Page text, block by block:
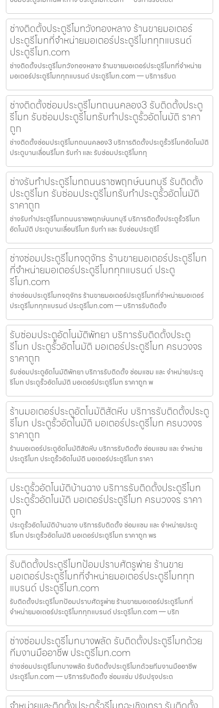
ช่างติดตั้งประตูรีโมทวังทองหลาง ร้านขายมอเตอร์
ประตูรีโมทที่จำหน่ายมอเตอร์ประตูรีโมททุกแบรนด์
ประตูรีโมท.com
ช่างติดตั้งประตูรีโมทวังทองหลาง ร้านขายมอเตอร์ประตูรีโมทที่จำหน่าย
มอเตอร์ประตูรีโมททุกแบรนด์ ประตูรีโมท.com — บริการรับต
ช่างติดตั้งซ่อมประตูรีโมทถนนคลอง3 รับติดตั้งประตู
รีโมท รับซ่อมประตูรีโมทรับทำประตูรั้วอัตโนมัติ ราคา
ถูก
ช่างติดตั้งซ่อมประตูรีโมทถนนคลอง3 บริการติดตั้งประตูรั้วรีโมทอัตโนมัติ
ประตูบานเลื่อนรีโมท รับทำ และ รับซ่อมประตูรีโมททุ
ช่างรับทำประตูรีโมทถนนราชพฤกษ์นนทบุรี รับติดตั้ง
ประตูรีโมท รับซ่อมประตูรีโมทรับทำประตูรั้วอัตโนมัติ
ราคาถูก
ช่างรับทำประตูรีโมทถนนราชพฤกษ์นนทบุรี บริการติดตั้งประตูรั้วรีโมท
อัตโนมัติ ประตูบานเลื่อนรีโมท รับทำ และ รับซ่อมประตูรีโ
ช่างซ่อมประตูรีโมทจตุจักร ร้านขายมอเตอร์ประตูรีโมท
ที่จำหน่ายมอเตอร์ประตูรีโมททุกแบรนด์ ประตู
รีโมท.com
ช่างซ่อมประตูรีโมทจตุจักร ร้านขายมอเตอร์ประตูรีโมทที่จำหน่ายมอเตอร์
ประตูรีโมททุกแบรนด์ ประตูรีโมท.com — บริการรับติดตั้ง
รับซ่อมประตูอัตโนมัติพัทยา บริการรับติดตั้งประตู
รีโมท ประตูรั้วอัตโนมัติ มอเตอร์ประตูรีโมท ครบวงจร
ราคาถูก
รับซ่อมประตูอัตโนมัติพัทยา บริการรับติดตั้ง ซ่อมแซม และ จำหน่ายประตู
รีโมท ประตูรั้วอัตโนมัติ มอเตอร์ประตูรีโมท ราคาถูก พ
ร้านมอเตอร์ประตูอัตโนมัติสัตหีบ บริการรับติดตั้งประตู
รีโมท ประตูรั้วอัตโนมัติ มอเตอร์ประตูรีโมท ครบวงจร
ราคาถูก
ร้านมอเตอร์ประตูอัตโนมัติสัตหีบ บริการรับติดตั้ง ซ่อมแซม และ จำหน่าย
ประตูรีโมท ประตูรั้วอัตโนมัติ มอเตอร์ประตูรีโมท ราคา
ประตูรั้วอัตโนมัติบ้านฉาง บริการรับติดตั้งประตูรีโมท
ประตูรั้วอัตโนมัติ มอเตอร์ประตูรีโมท ครบวงจร ราคา
ถูก
ประตูรั้วอัตโนมัติบ้านฉาง บริการรับติดตั้ง ซ่อมแซม และ จำหน่ายประตู
รีโมท ประตูรั้วอัตโนมัติ มอเตอร์ประตูรีโมท ราคาถูก พร
รับติดตั้งประตูรีโมทป้อมปราบศัตรูพ่าย ร้านขาย
มอเตอร์ประตูรีโมทที่จำหน่ายมอเตอร์ประตูรีโมททุก
แบรนด์ ประตูรีโมท.com
รับติดตั้งประตูรีโมทป้อมปราบศัตรูพ่าย ร้านขายมอเตอร์ประตูรีโมทที่
จำหน่ายมอเตอร์ประตูรีโมททุกแบรนด์ ประตูรีโมท.com — บริก
ช่างซ่อมประตูรีโมทบางพลัด รับติดตั้งประตูรีโมทด้วย
ทีมงานมืออาชีพ ประตูรีโมท.com
ช่างซ่อมประตูรีโมทบางพลัด รับติดตั้งประตูรีโมทด้วยทีมงานมืออาชีพ
ประตูรีโมท.com — บริการรับติดตั้ง ซ่อมแซ่ม ปรับปรุงประต